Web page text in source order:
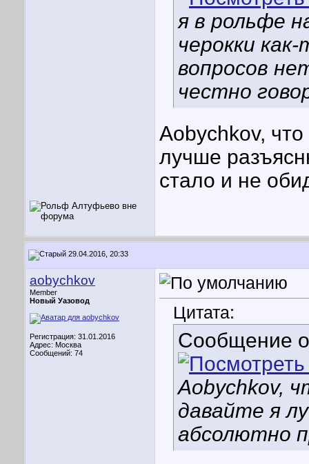
я в рольфе
черокки
вопросов
честно
Aobychkov,
лучше
стало и не
29.04.2016, 20:33
aobychkov
Member
Новый Уазовод
Регистрация: 31.01.2016
Адрес: Москва
Сообщений: 74
Цитата:
Сообщение
Aobychkov,
давайте я
абсолютно